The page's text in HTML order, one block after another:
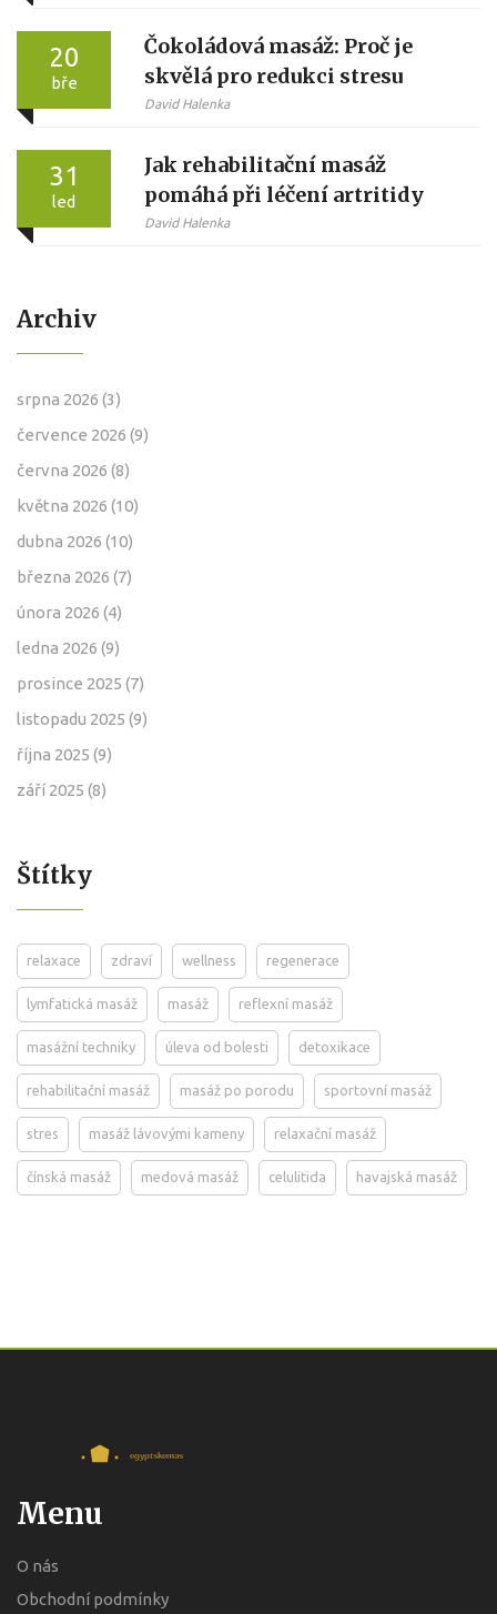
20
bře
Čokoládová masáž: Proč je
skvělá pro redukci stresu
David Halenka
31
led
Jak rehabilitační masáž
pomáhá při léčení artritidy
David Halenka
Archiv
srpna 2026 (3)
července 2026 (9)
června 2026 (8)
května 2026 (10)
dubna 2026 (10)
března 2026 (7)
února 2026 (4)
ledna 2026 (9)
prosince 2025 (7)
listopadu 2025 (9)
října 2025 (9)
září 2025 (8)
Štítky
relaxace zdraví wellness regenerace
lymfatická masáž masáž reflexní masáž
masážní techniky úleva od bolesti detoxikace
rehabilitační masáž masáž po porodu sportovní masáž
stres masáž lávovými kameny relaxační masáž
čínská masáž medová masáž celulitida havajská masáž
Menu
O nás
Obchodní podmínky